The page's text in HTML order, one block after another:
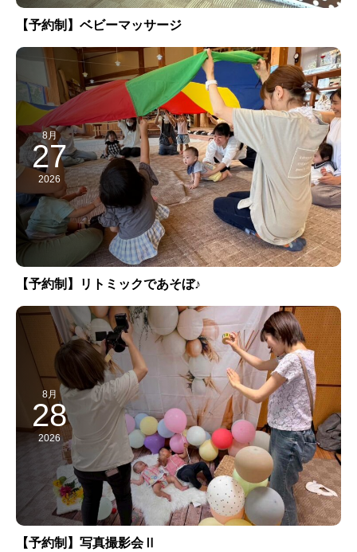
【予約制】ベビーマッサージ
8月
27
2026
【予約制】リトミックであそぼ♪
8月
28
2026
【予約制】写真撮影会Ⅱ